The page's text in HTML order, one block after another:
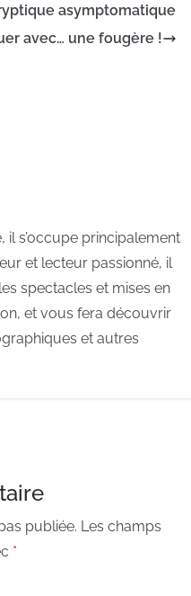
asymptomatique
avec… une fougère !
il s’occupe principalement
et lecteur passionné, il
spectacles et mises en
et vous fera découvrir
et autres
publiée. Les champs
*